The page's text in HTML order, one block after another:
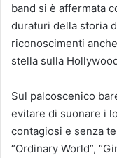
band si è affermata
duraturi della storia
riconoscimenti
stella sulla
Sul palcoscenico
evitare di suonare i
contagiosi e senza
“Ordinary World”,